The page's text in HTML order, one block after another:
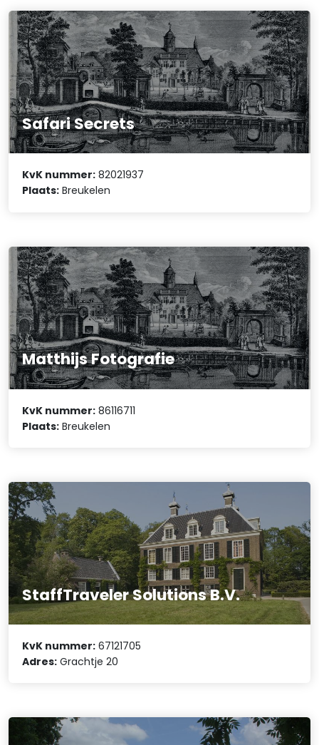
Safari Secrets
KvK nummer: 82021937
Plaats: Breukelen
Matthijs Fotografie
KvK nummer: 86116711
Plaats: Breukelen
StaffTraveler Solutions B.V.
KvK nummer: 67121705
Adres: Grachtje 20